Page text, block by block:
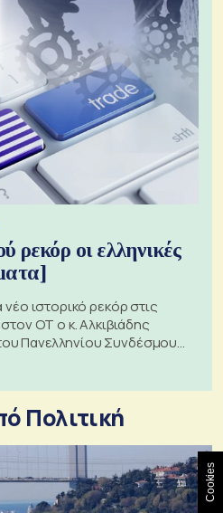
ρεκόρ οι ελληνικές
νέο ιστορικό ρεκόρ στις
ΟΤ ο κ. Αλκιβιάδης
Πανελληνίου Συνδέσμου
Πολιτική
Cookies